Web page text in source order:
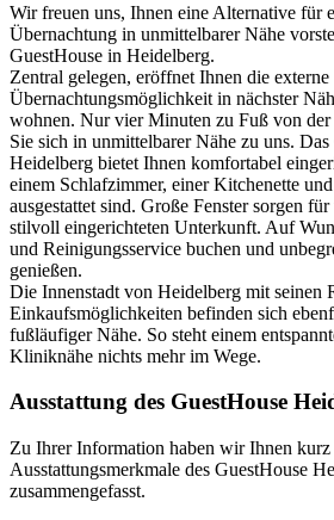
Wir freuen uns, Ihnen eine Alternative für
Übernachtung in unmittelbarer Nähe
GuestHouse in Heidelberg.
Zentral gelegen, eröffnet Ihnen die externe
Übernachtungsmöglichkeit in nächster
wohnen. Nur vier Minuten zu Fuß von
Sie sich in unmittelbarer Nähe zu uns.
Heidelberg bietet Ihnen komfortabel
einem Schlafzimmer, einer Kitchenette
ausgestattet sind. Große Fenster sorgen
stilvoll eingerichteten Unterkunft. Auf
und Reinigungsservice buchen und
genießen.
Die Innenstadt von Heidelberg mit seinen
Einkaufsmöglichkeiten befinden sich
fußläufiger Nähe. So steht einem
Kliniknähe nichts mehr im Wege.
Ausstattung des GuestHouse
Zu Ihrer Information haben wir Ihnen
Ausstattungsmerkmale des GuestHouse
zusammengefasst.